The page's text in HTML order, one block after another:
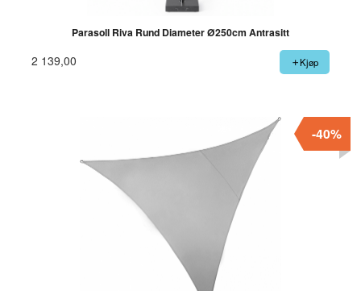
Parasoll Riva Rund Diameter Ø250cm Antrasitt
2 139,00 Kjøp
-40%